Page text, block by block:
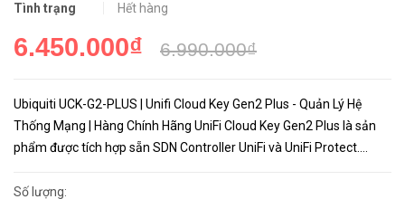
Tình trạng
Hết hàng
6.450.000₫ 6.990.000₫
Ubiquiti UCK-G2-PLUS | Unifi Cloud Key Gen2 Plus - Quản Lý Hệ
Thống Mạng | Hàng Chính Hãng UniFi Cloud Key Gen2 Plus là sản
phẩm được tích hợp sẵn SDN Controller UniFi và UniFi Protect.
Số lượng: